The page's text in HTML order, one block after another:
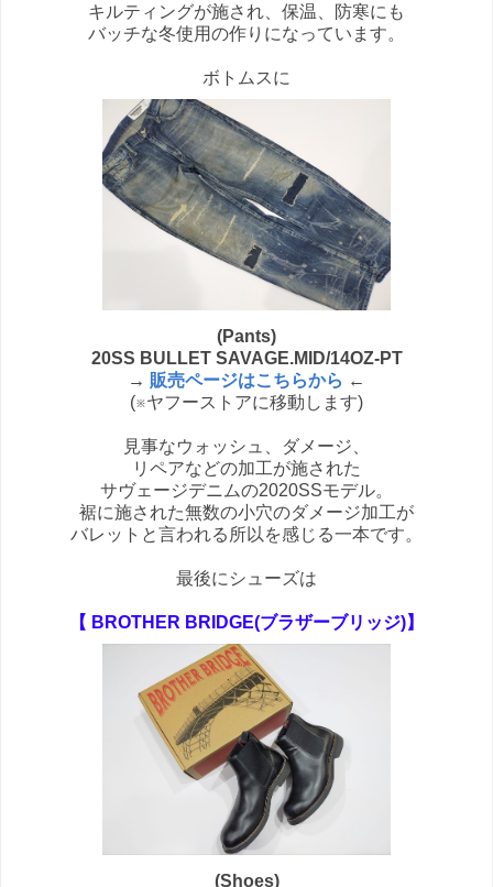
キルティングが施され、保温、防寒にも
バッチな冬使用の作りになっています。
ボトムスに
(Pants)
20SS BULLET SAVAGE.MID/14OZ-PT
→ 販売ページはこちらから ←
(※ヤフーストアに移動します)
見事なウォッシュ、ダメージ、
リペアなどの加工が施された
サヴェージデニムの2020SSモデル。
裾に施された無数の小穴のダメージ加工が
バレットと言われる所以を感じる一本です。
最後にシューズは
【 BROTHER BRIDGE(ブラザーブリッジ)】
(Shoes)